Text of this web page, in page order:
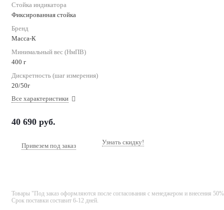
Стойка индикатора
Фиксированная стойка
Бренд
Масса-К
Минимальный вес (НмПВ)
400 г
Дискретность (шаг измерения)
20/50г
Все характеристики
40 690 руб.
Привезем под заказ Узнать скидку!
Товары "Под заказ оформляются после согласования с менеджером и внесения
Срок поставки составит 6-12 дней.